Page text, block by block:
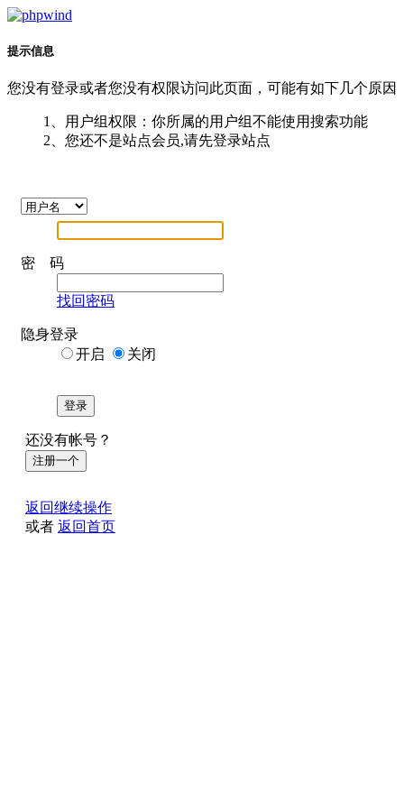
提示信息
您没有登录或者您没有权限访问此页面，可能有如下几个原因
1、用户组权限：你所属的用户组不能使用搜索功能
2、您还不是站点会员,请先登录站点
密 码
找回密码
隐身登录
开启
关闭
登录
还没有帐号？
注册一个
返回继续操作
或者 返回首页